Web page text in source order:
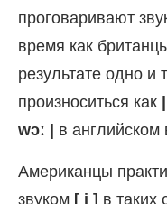
проговаривают
время как
результате одно и
произноситься как
wɔː | в английском
Американцы
звуком [ j ] в таких